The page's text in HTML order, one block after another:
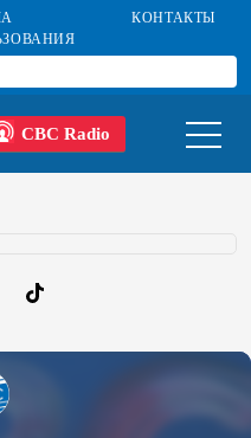
КОНТАКТЫ
CBC Radio